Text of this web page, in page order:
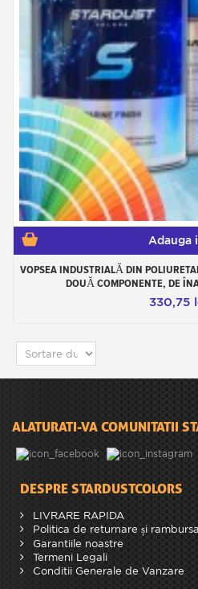
Adauga
VOPSEA INDUSTRIALĂ DIN
DOUĂ COMPONENTE, DE
330,75
ALATURATI-VA COMUNITATII
DESPRE STARDUSTCOLORS
LIVRARE RAPIDA
Politica de returnare și
Garantiile noastre
Termeni Legali
Conditii Generale de Vanzare